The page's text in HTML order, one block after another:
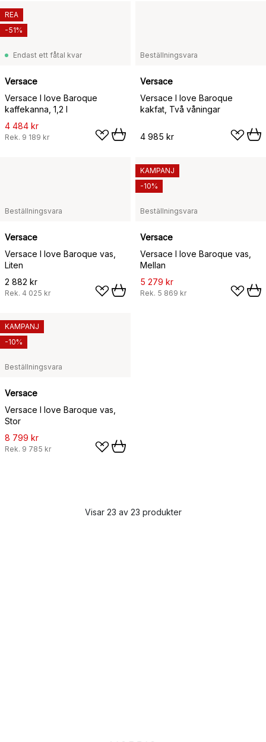
Endast ett fåtal kvar
Versace
Versace I love Baroque
kaffekanna, 1,2 l
4 484 kr
Rek. 9 189 kr
REA
-51%
Beställningsvara
Versace
Versace I love Baroque
kakfat, Två våningar
4 985 kr
Beställningsvara
Versace
Versace I love Baroque vas,
Liten
2 882 kr
Rek. 4 025 kr
Beställningsvara
Versace
Versace I love Baroque vas,
Mellan
5 279 kr
Rek. 5 869 kr
KAMPANJ
-10%
Beställningsvara
Versace
Versace I love Baroque vas,
Stor
8 799 kr
Rek. 9 785 kr
KAMPANJ
-10%
Visar 23 av 23 produkter